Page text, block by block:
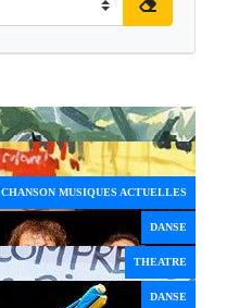
CHANSON MUSIQUES ACTUELLES
DANSE
THEATRE
DANSE